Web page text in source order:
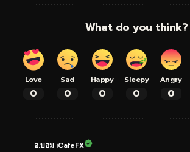
What do you think?
Love
0
Sad
0
Happy
0
Sleepy
0
Angry
0
อ.บอม iCafeFX